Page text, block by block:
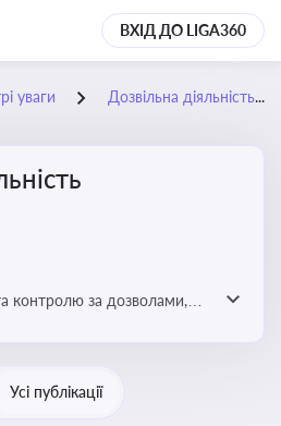
ВХІД ДО LIGA360
уваги Дозвільна діяльність
контролю за дозволами,
порушень та
вимогам регуляторних
Усі публікації